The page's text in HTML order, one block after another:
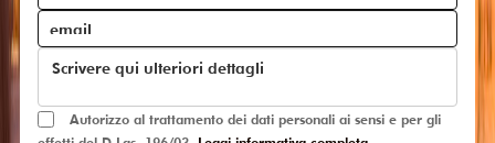
Autorizzo al trattamento dei dati personali ai sensi e per gli
effetti del D.Lgs. 196/03. Leggi informativa completa